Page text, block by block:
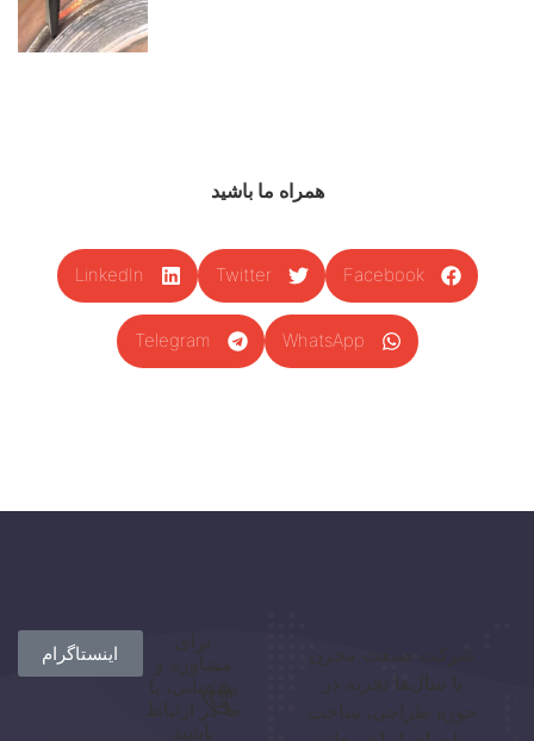
همراه ما باشید
Facebook
Twitter
LinkedIn
WhatsApp
Telegram
با سال‌ها تجربه در
اینستاگرام